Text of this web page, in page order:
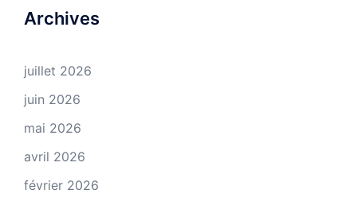
Archives
juillet 2026
juin 2026
mai 2026
avril 2026
février 2026